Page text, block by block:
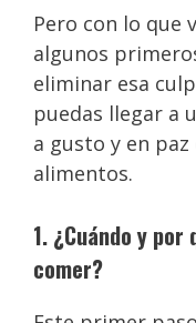
Pero con lo que
algunos
eliminar esa
puedas llegar a
a gusto y en paz
alimentos.
1. ¿Cuándo y
comer?